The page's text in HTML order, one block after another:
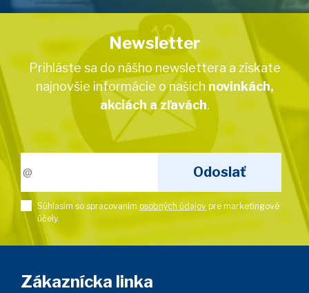
Newsletter
Prihláste sa do nášho newslettera a získate
najnovšie informácie o našich novinkách,
akciách a zľavách.
Súhlasím so spracovaním osobných údajov pre marketingové
účely.
Zákaznícka linka